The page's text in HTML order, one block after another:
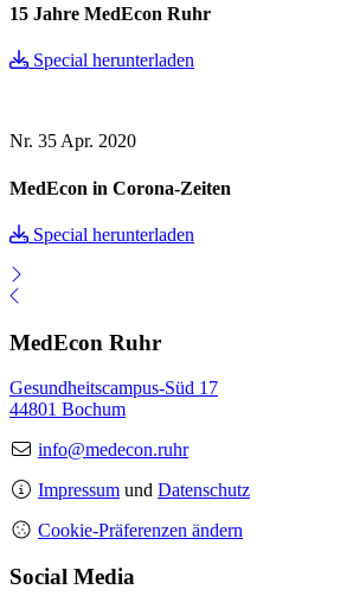
15 Jahre MedEcon Ruhr
Special herunterladen
Nr. 35Apr. 2020
MedEcon in Corona-Zeiten
Special herunterladen
MedEcon Ruhr
Gesundheitscampus-Süd 17
44801 Bochum
info@medecon.ruhr
Impressum und Datenschutz
Cookie-Präferenzen ändern
Social Media